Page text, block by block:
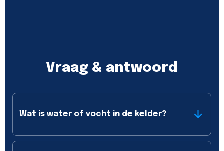
Vraag & antwoord
Wat is water of vocht in de kelder?